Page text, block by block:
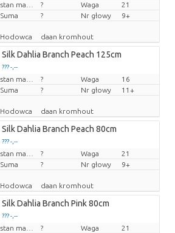
Cena za sztukę
? Waga
21
Suma
? Nr głowy 9+
Hodowca daan kromhout
Silk Dahlia Branch Peach 125cm
??? -,--
Cena za sztukę
? Waga
16
Suma
? Nr głowy 11+
Hodowca daan kromhout
Silk Dahlia Branch Peach 80cm
??? -,--
Cena za sztukę
? Waga
21
Suma
? Nr głowy 9+
Hodowca daan kromhout
Silk Dahlia Branch Pink 80cm
??? -,--
Cena za sztukę
? Waga
21